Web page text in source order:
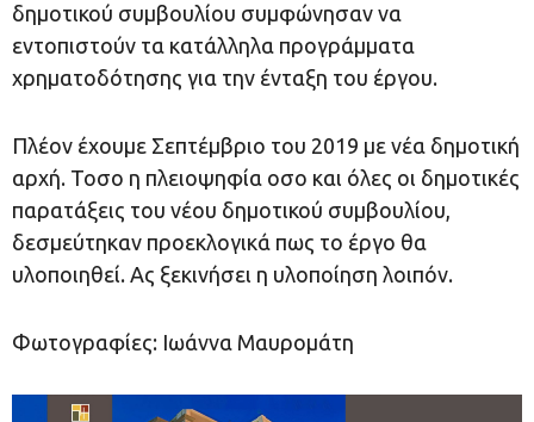
δημοτικού συμβουλίου συμφώνησαν να
εντοπιστούν τα κατάλληλα προγράμματα
χρηματοδότησης για την ένταξη του έργου.
Πλέον έχουμε Σεπτέμβριο του 2019 με νέα δημοτική
αρχή. Τοσο η πλειοψηφία οσο και όλες οι δημοτικές
παρατάξεις του νέου δημοτικού συμβουλίου,
δεσμεύτηκαν προεκλογικά πως το έργο θα
υλοποιηθεί. Ας ξεκινήσει η υλοποίηση λοιπόν.
Φωτογραφίες: Ιωάννα Μαυρομάτη